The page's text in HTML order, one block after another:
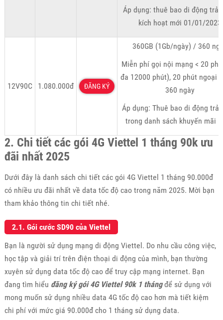
Áp dụng: thuê bao di động trả
kích hoạt mới 01/01/2023
12V90C 1.080.000đ ĐĂNG KÝ
360GB (1Gb/ngày) / 360
Miễn phí gọi nội mạng < 20
đa 12000 phút), 20 phút ngoại
360 ngày
Áp dụng: Thuê bao di động trả
trong danh sách khuyến mãi
2. Chi tiết các gói 4G Viettel 1 tháng 90k ưu
đãi nhất 2025
Dưới đây là danh sách chi tiết các gói 4G Viettel 1 tháng 90.000đ
có nhiều ưu đãi nhất về data tốc độ cao trong năm 2025. Mời bạn
tham khảo thông tin chi tiết nhé.
2.1. Gói cước SD90 của Viettel
Bạn là người sử dụng mạng di động Viettel. Do nhu cầu công việc,
học tập và giải trí trên điện thoại di động của mình, bạn thường
xuyên sử dụng data tốc độ cao để truy cập mạng internet. Bạn
đang tìm hiểu đăng ký gói 4G Viettel 90k 1 thángđể sử dụng với
mong muốn sử dụng nhiều data 4G tốc độ cao hơn mà tiết kiệm
chi phí với mức giá 90.000đ cho 1 tháng sử dụng data.